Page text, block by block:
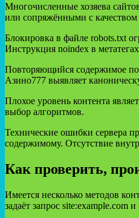
Многочисленные хозяева
или сопряжёнными с качеством
Блокировка в файле robots.txt
Инструкция noindex в
Повторяющийся содержимое
Азино777 выявляет
Плохое уровень контента
выбор алгоритмов.
Технические ошибки сервера
содержимому. Отсутствие
Как проверить,
Имеется несколько методов
задаёт запрос site:example.com